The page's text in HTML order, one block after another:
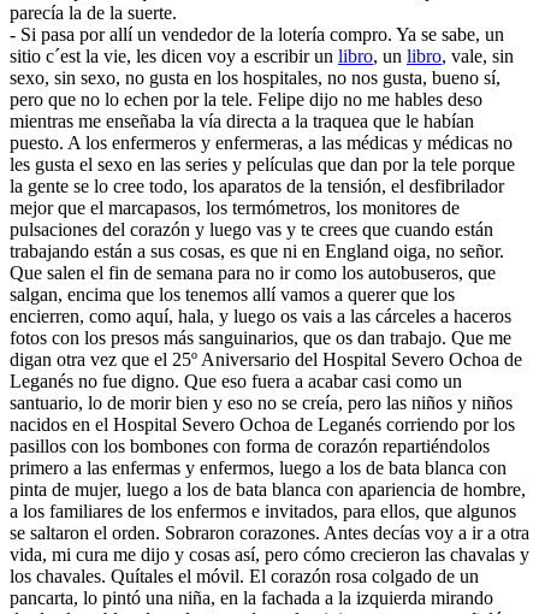
parecía la de la suerte.
- Si pasa por allí un vendedor de la lotería compro. Ya se sabe, un
sitio c´est la vie, les dicen voy a escribir un libro, un libro, vale, sin
sexo, sin sexo, no gusta en los hospitales, no nos gusta, bueno sí,
pero que no lo echen por la tele. Felipe dijo no me hables deso
mientras me enseñaba la vía directa a la traquea que le habían
puesto. A los enfermeros y enfermeras, a las médicas y médicas no
les gusta el sexo en las series y películas que dan por la tele porque
la gente se lo cree todo, los aparatos de la tensión, el desfibrilador
mejor que el marcapasos, los termómetros, los monitores de
pulsaciones del corazón y luego vas y te crees que cuando están
trabajando están a sus cosas, es que ni en England oiga, no señor.
Que salen el fin de semana para no ir como los autobuseros, que
salgan, encima que los tenemos allí vamos a querer que los
encierren, como aquí, hala, y luego os vais a las cárceles a haceros
fotos con los presos más sanguinarios, que os dan trabajo. Que me
digan otra vez que el 25º Aniversario del Hospital Severo Ochoa de
Leganés no fue digno. Que eso fuera a acabar casi como un
santuario, lo de morir bien y eso no se creía, pero las niños y niños
nacidos en el Hospital Severo Ochoa de Leganés corriendo por los
pasillos con los bombones con forma de corazón repartiéndolos
primero a las enfermas y enfermos, luego a los de bata blanca con
pinta de mujer, luego a los de bata blanca con apariencia de hombre,
a los familiares de los enfermos e invitados, para ellos, que algunos
se saltaron el orden. Sobraron corazones. Antes decías voy a ir a otra
vida, mi cura me dijo y cosas así, pero cómo crecieron las chavalas y
los chavales. Quítales el móvil. El corazón rosa colgado de un
pancarta, lo pintó una niña, en la fachada a la izquierda mirando